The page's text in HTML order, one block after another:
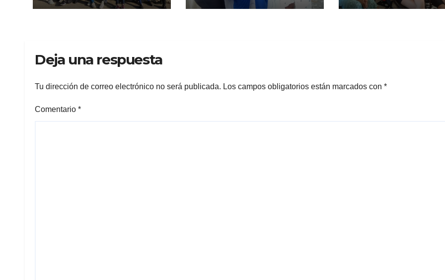
Deja una respuesta
Tu dirección de correo electrónico no será publicada. Los campos obligatorios están marcados con *
Comentario *